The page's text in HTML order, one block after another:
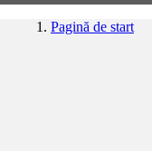
Pagină de start